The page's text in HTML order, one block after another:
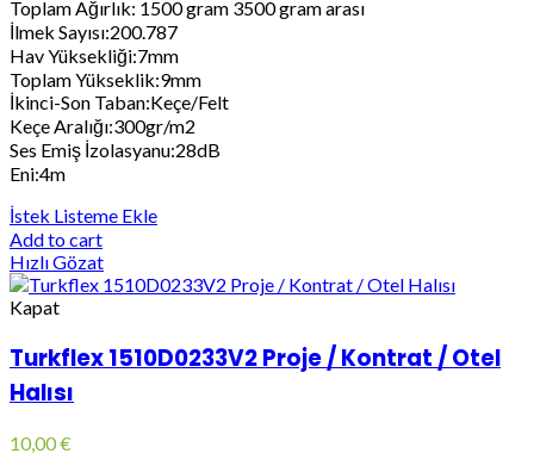
Toplam Ağırlık: 1500 gram 3500 gram arası
İlmek Sayısı:200.787
Hav Yüksekliği:7mm
Toplam Yükseklik:9mm
İkinci-Son Taban:Keçe/Felt
Keçe Aralığı:300gr/m2
Ses Emiş İzolasyanu:28dB
Eni:4m
İstek Listeme Ekle
Add to cart
Hızlı Gözat
Kapat
Turkflex 1510D0233V2 Proje / Kontrat / Otel
Halısı
10,00€